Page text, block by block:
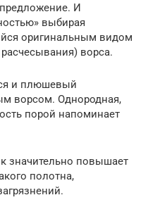
И
выбирая
оригинальным видом
ворса.
и плюшевый
ворсом. Однородная,
порой напоминает
значительно повышает
полотна,